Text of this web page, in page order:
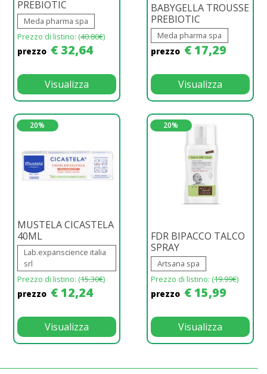
PREBIOTIC
Meda pharma spa
Prezzo di listino: (40.80€)
prezzo € 32,64
Visualizza
BABYGELLA TROUSSE
PREBIOTIC
Meda pharma spa
prezzo € 17,29
Visualizza
20%
MUSTELA CICASTELA
40ML
Lab.expanscience italia
srl
Prezzo di listino: (15.30€)
prezzo € 12,24
Visualizza
20%
FDR BIPACCO TALCO
SPRAY
Artsana spa
Prezzo di listino: (19.99€)
prezzo € 15,99
Visualizza